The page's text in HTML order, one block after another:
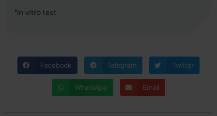
*in vitro test
Facebook Telegram Twitter
WhatsApp Email